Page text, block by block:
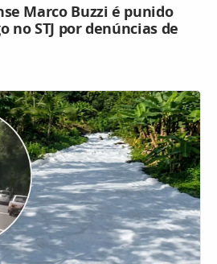
Marco Buzzi é punido
no STJ por denúncias de